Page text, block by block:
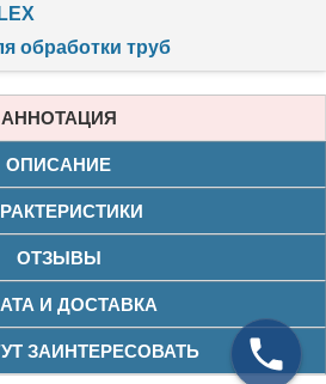
обработки труб
АННОТАЦИЯ
ОПИСАНИЕ
ОТЗЫВЫ
И ДОСТАВКА
ЗАИНТЕРЕСОВАТЬ